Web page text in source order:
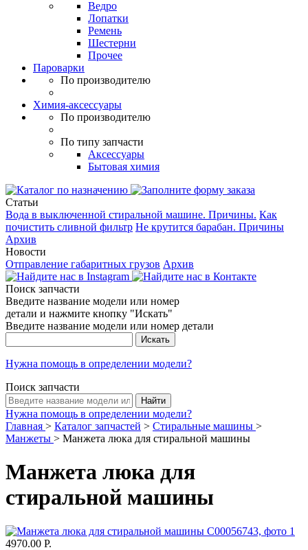
Ведро
Лопатки
Ремень
Шестерни
Прочее
Пароварки
По производителю
Химия-аксессуары
По производителю
По типу запчасти
Аксессуары
Бытовая химия
Статьи
Вода в выключенной стиральной машине. Причины. Как
почистить сливной фильтр Не крутится барабан. Причины
Архив
Новости
Отправление габаритных грузов Архив
Поиск запчасти
Введите название модели или номер
детали и нажмите кнопку "Искать"
Введите название модели или номер детали
Нужна помощь в определении модели?
Поиск запчасти
Нужна помощь в определении модели?
Главная > Каталог запчастей > Стиральные машины >
Манжеты > Манжета люка для стиральной машины
Манжета люка для
стиральной машины
4970.00 Р.